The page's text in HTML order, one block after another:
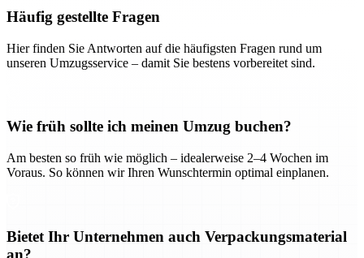
Häufig gestellte Fragen
Hier finden Sie Antworten auf die häufigsten Fragen rund um
unseren Umzugsservice – damit Sie bestens vorbereitet sind.
Wie früh sollte ich meinen Umzug buchen?
Am besten so früh wie möglich – idealerweise 2–4 Wochen im
Voraus. So können wir Ihren Wunschtermin optimal einplanen.
Bietet Ihr Unternehmen auch Verpackungsmaterial
an?